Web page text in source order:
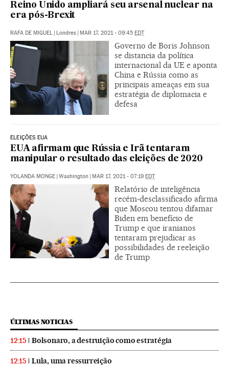
Reino Unido ampliará seu arsenal nuclear na
era pós-Brexit
RAFA DE MIGUEL | Londres | MAR 17, 2021 - 09:45 EDT
Governo de Boris Johnson
se distancia da política
internacional da UE e aponta
China e Rússia como as
principais ameaças em sua
estratégia de diplomacia e
defesa
ELEIÇÕES EUA
EUA afirmam que Rússia e Irã tentaram
manipular o resultado das eleições de 2020
YOLANDA MONGE | Washington | MAR 17, 2021 - 07:19 EDT
Relatório de inteligência
recém-desclassificado afirma
que Moscou tentou difamar
Biden em benefício de
Trump e que iranianos
tentaram prejudicar as
possibilidades de reeleição
de Trump
ÚLTIMAS NOTICIAS
12:15 Bolsonaro, a destruição como estratégia
12:15 Lula, uma ressurreição